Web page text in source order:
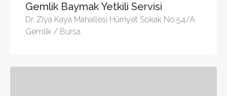
Gemlik Baymak Yetkili Servisi
Dr. Ziya Kaya Mahallesi Hürriyet Sokak No:54/A
Gemlik / Bursa